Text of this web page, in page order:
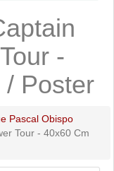
-
/ Poster
Pascal Obispo
Tour - 40x60 Cm